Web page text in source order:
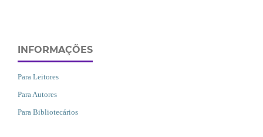
INFORMAÇÕES
Para Leitores
Para Autores
Para Bibliotecários